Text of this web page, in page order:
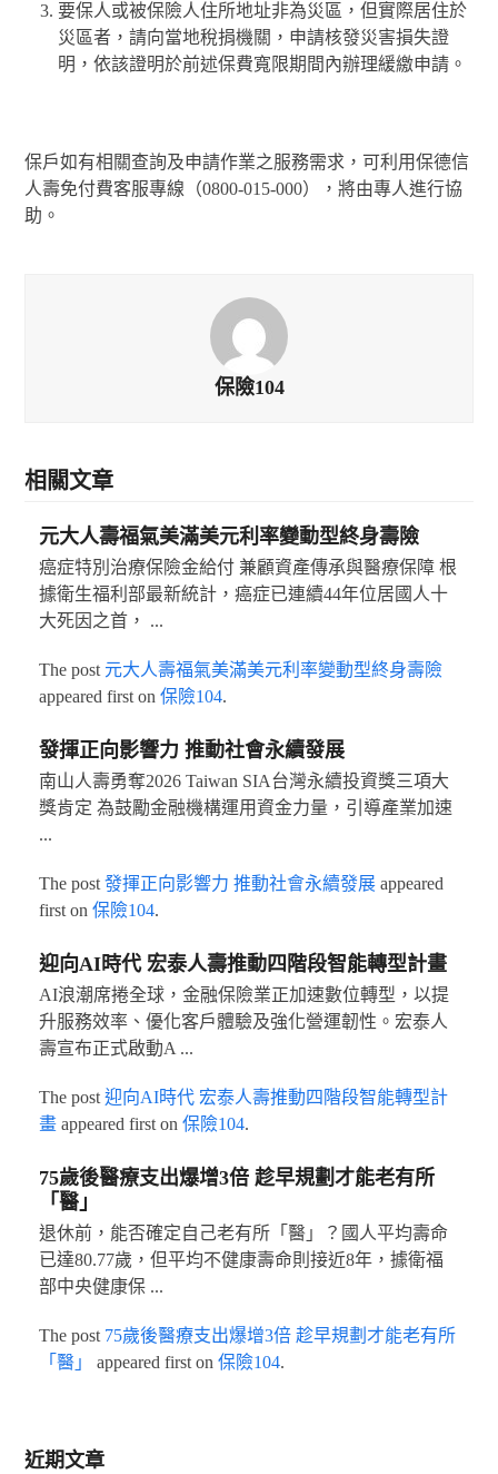
要保人或被保險人住所地址非為災區，但實際居住於
災區者，請向當地稅捐機關，申請核發災害損失證
明，依該證明於前述保費寬限期間內辦理緩繳申請。
保戶如有相關查詢及申請作業之服務需求，可利用保德信
人壽免付費客服專線（0800-015-000），將由專人進行協
助。
保險104
相關文章
元大人壽福氣美滿美元利率變動型終身壽險
癌症特別治療保險金給付 兼顧資產傳承與醫療保障 根
據衛生福利部最新統計，癌症已連續44年位居國人十
大死因之首， ...
The post 元大人壽福氣美滿美元利率變動型終身壽險
appeared first on 保險104.
發揮正向影響力 推動社會永續發展
南山人壽勇奪2026 Taiwan SIA台灣永續投資獎三項大
獎肯定 為鼓勵金融機構運用資金力量，引導產業加速
...
The post 發揮正向影響力 推動社會永續發展appeared
first on 保險104.
迎向AI時代 宏泰人壽推動四階段智能轉型計畫
AI浪潮席捲全球，金融保險業正加速數位轉型，以提
升服務效率、優化客戶體驗及強化營運韌性。宏泰人
壽宣布正式啟動A ...
The post 迎向AI時代 宏泰人壽推動四階段智能轉型計
畫appeared first on 保險104.
75歲後醫療支出爆增3倍 趁早規劃才能老有所
「醫」
退休前，能否確定自己老有所「醫」？國人平均壽命
已達80.77歲，但平均不健康壽命則接近8年，據衛福
部中央健康保 ...
The post 75歲後醫療支出爆增3倍 趁早規劃才能老有所
「醫」
appeared first on 保險104.
近期文章